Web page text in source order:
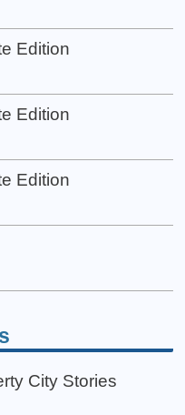
Edition
Edition
Edition
City Stories